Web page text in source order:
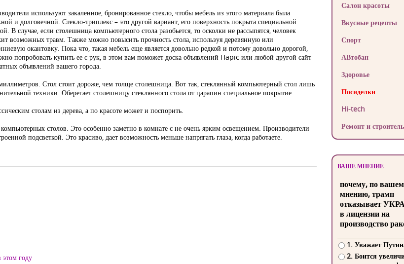
используют закаленное, бронированное стекло, чтобы мебель из этого материала была
и долговечной. Стекло-триплекс – это другой вариант, его поверхность покрыта специальной
В случае, если столешница компьютерного стола разобьется, то осколки не рассыпятся, человек
возможных травм. Также можно повысить прочность стола, используя деревянную или
окантовку. Пока что, такая мебель еще является довольно редкой и потому довольно дорогой,
попробовать купить ее с рук, в этом вам поможет доска объявлений Hapic или любой другой сайт
объявлений вашего города.
Стол стоит дороже, чем толще столешница. Вот так, стеклянный компьютерный стол лишь
техники. Оберегает столешницу стеклянного стола от царапин специальное покрытие.
столам из дерева, а по красоте может и поспорить.
столов. Это особенно заметно в комнате с не очень ярким освещением. Производители
подсветкой. Это красиво, дает возможность меньше напрягать глаза, когда работаете.
этом году
Салон красоты
Вкусные рецепты
Спорт
АВтобан
Здоровье
Посиделки
Hi-tech
Ремонт и
ВАШЕ МНЕНИЕ
почему, по
мнению, трамп
отказывает
в лицензии на
производство
1. Уважает
2. Боится